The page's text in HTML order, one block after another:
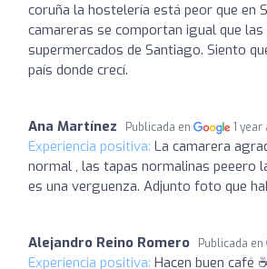
coruña la hostelería está peor que en
camareras se comportan igual que las
supermercados de Santiago. Siento
país donde crecí.
Ana Martínez Publicada en 1 year
Experiencia positiva: La camarera
normal , las tapas normalinas peeero
es una verguenza. Adjunto foto que
Alejandro Reino Romero Publicada en
Experiencia positiva: Hacen buen café